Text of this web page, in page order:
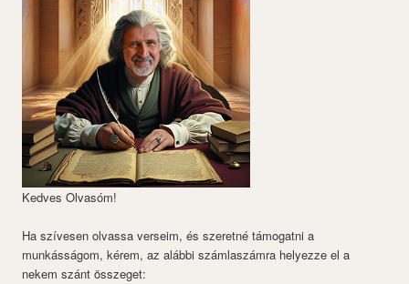
Kedves Olvasóm!
Ha szívesen olvassa verseim, és szeretné támogatni a
munkásságom, kérem, az alábbi számlaszámra helyezze el a
nekem szánt összeget: